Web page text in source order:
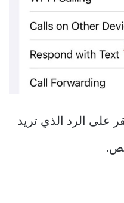
على الرد الذي تريد